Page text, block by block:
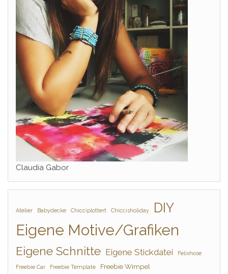
Claudia Gabor
Atelier Babydecke Chicciplottert Chiccisholiday DIY
Eigene Motive/Grafiken
Eigene Schnitte Eigene Stickdatei Felixhose
Freebie Car Freebie Template Freebie Wimpel